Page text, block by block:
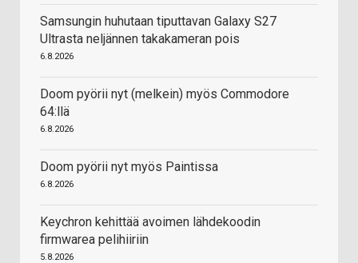
Samsungin huhutaan tiputtavan Galaxy S27
Ultrasta neljännen takakameran pois
6.8.2026
Doom pyörii nyt (melkein) myös Commodore
64:llä
6.8.2026
Doom pyörii nyt myös Paintissa
6.8.2026
Keychron kehittää avoimen lähdekoodin
firmwarea pelihiiriin
5.8.2026